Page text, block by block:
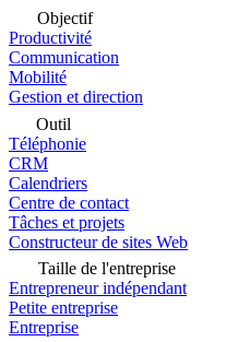
Objectif
Productivité
Communication
Mobilité
Gestion et direction
Outil
Téléphonie
CRM
Calendriers
Centre de contact
Tâches et projets
Constructeur de sites Web
Taille de l'entreprise
Entrepreneur indépendant
Petite entreprise
Entreprise